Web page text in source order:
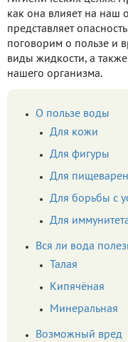
как она влияет на наш
представляет
поговорим о пользе и
виды жидкости, а
нашего организма.
О пользе воды
Для кожи
Для фигуры
Для
Для борьбы с
Для
Вся ли вода
Талая
Кипячёная
Минеральная
Возможный вред